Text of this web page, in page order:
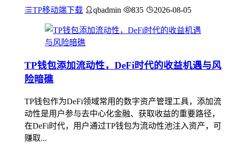
TP移动端下载 qbadmin 835 2026-08-05
TP钱包添加流动性，DeFi时代的收益机遇与风
险暗礁
TP钱包作为DeFi领域常用的数字资产管理工具，添加流
动性是用户参与去中心化金融、获取收益的重要路径，
在DeFi时代，用户通过TP钱包为流动性池注入资产，可
赚取...